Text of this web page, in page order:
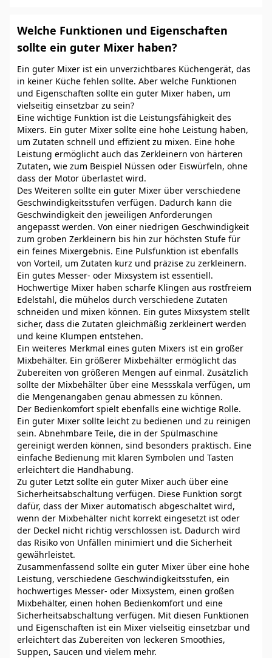
Welche Funktionen und Eigenschaften
sollte ein guter Mixer haben?
Ein guter Mixer ist ein unverzichtbares Küchengerät, das
in keiner Küche fehlen sollte. Aber welche Funktionen
und Eigenschaften sollte ein guter Mixer haben, um
vielseitig einsetzbar zu sein?
Eine wichtige Funktion ist die Leistungsfähigkeit des
Mixers. Ein guter Mixer sollte eine hohe Leistung haben,
um Zutaten schnell und effizient zu mixen. Eine hohe
Leistung ermöglicht auch das Zerkleinern von härteren
Zutaten, wie zum Beispiel Nüssen oder Eiswürfeln, ohne
dass der Motor überlastet wird.
Des Weiteren sollte ein guter Mixer über verschiedene
Geschwindigkeitsstufen verfügen. Dadurch kann die
Geschwindigkeit den jeweiligen Anforderungen
angepasst werden. Von einer niedrigen Geschwindigkeit
zum groben Zerkleinern bis hin zur höchsten Stufe für
ein feines Mixergebnis. Eine Pulsfunktion ist ebenfalls
von Vorteil, um Zutaten kurz und präzise zu zerkleinern.
Ein gutes Messer- oder Mixsystem ist essentiell.
Hochwertige Mixer haben scharfe Klingen aus rostfreiem
Edelstahl, die mühelos durch verschiedene Zutaten
schneiden und mixen können. Ein gutes Mixsystem stellt
sicher, dass die Zutaten gleichmäßig zerkleinert werden
und keine Klumpen entstehen.
Ein weiteres Merkmal eines guten Mixers ist ein großer
Mixbehälter. Ein größerer Mixbehälter ermöglicht das
Zubereiten von größeren Mengen auf einmal. Zusätzlich
sollte der Mixbehälter über eine Messskala verfügen, um
die Mengenangaben genau abmessen zu können.
Der Bedienkomfort spielt ebenfalls eine wichtige Rolle.
Ein guter Mixer sollte leicht zu bedienen und zu reinigen
sein. Abnehmbare Teile, die in der Spülmaschine
gereinigt werden können, sind besonders praktisch. Eine
einfache Bedienung mit klaren Symbolen und Tasten
erleichtert die Handhabung.
Zu guter Letzt sollte ein guter Mixer auch über eine
Sicherheitsabschaltung verfügen. Diese Funktion sorgt
dafür, dass der Mixer automatisch abgeschaltet wird,
wenn der Mixbehälter nicht korrekt eingesetzt ist oder
der Deckel nicht richtig verschlossen ist. Dadurch wird
das Risiko von Unfällen minimiert und die Sicherheit
gewährleistet.
Zusammenfassend sollte ein guter Mixer über eine hohe
Leistung, verschiedene Geschwindigkeitsstufen, ein
hochwertiges Messer- oder Mixsystem, einen großen
Mixbehälter, einen hohen Bedienkomfort und eine
Sicherheitsabschaltung verfügen. Mit diesen Funktionen
und Eigenschaften ist ein Mixer vielseitig einsetzbar und
erleichtert das Zubereiten von leckeren Smoothies,
Suppen, Saucen und vielem mehr.